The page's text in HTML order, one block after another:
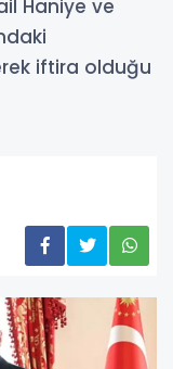
Haniye ve
iftira olduğu